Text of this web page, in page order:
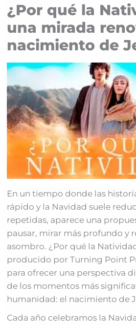
¿Por qué la
una mirada
nacimiento de
En un tiempo donde las
rápido y la Navidad suele
repetidas, aparece una
pausar, mirar más profundo y
asombro. ¿Por qué la
producido por Turning Point
para ofrecer una perspectiva
de los momentos más
humanidad: el nacimiento de
Cada año celebramos la